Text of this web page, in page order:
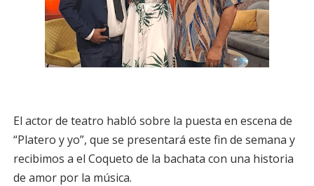
El actor de teatro habló sobre la puesta en escena de
“Platero y yo”, que se presentará este fin de semana y
recibimos a el Coqueto de la bachata con una historia
de amor por la música.